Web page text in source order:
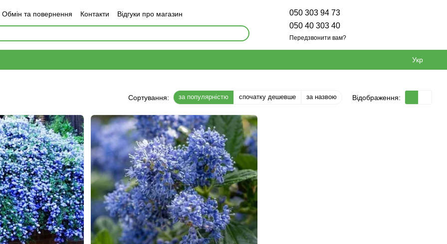
Обмін та повернення Контакти Відгуки про магазин
050 303 94 73
050 40 303 40
Передзвонити вам?
Укр
Сортування: за популярністю спочатку дешевше за назвою Відображення: